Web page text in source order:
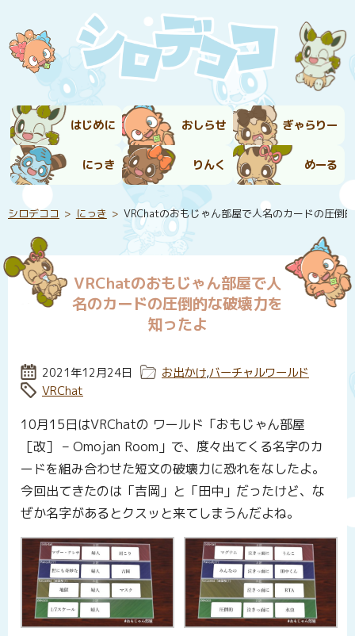
はじめに おしらせ ぎゃらりー
にっき りんく めーる
シロデココ にっき VRChatのおもじゃん部屋で人名のカードの圧倒
VRChatのおもじゃん部屋で人
名のカードの圧倒的な破壊力を
知ったよ
投稿日:
2021年12月24日 カテゴリー:
お出かけ,バーチャルワールド
タグ:
VRChat
10月15日はVRChatの ワールド「おもじゃん部屋
［改］ – Omojan Room」で、度々出てくる名字のカ
ードを組み合わせた短文の破壊力に恐れをなしたよ。
今回出てきたのは「吉岡」と「田中」だったけど、な
ぜか名字があるとクスッと来てしまうんだよね。